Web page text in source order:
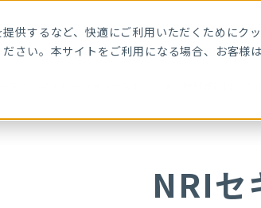
供するなど、快適にご利用いただくためにク
さい。本サイトをご利用になる場合、お客様
サービス・製品
NRIセ